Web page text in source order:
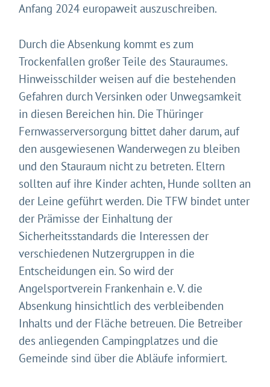
Anfang 2024 europaweit auszuschreiben.
Durch die Absenkung kommt es zum
Trockenfallen großer Teile des Stauraumes.
Hinweisschilder weisen auf die bestehenden
Gefahren durch Versinken oder Unwegsamkeit
in diesen Bereichen hin. Die Thüringer
Fernwasserversorgung bittet daher darum, auf
den ausgewiesenen Wanderwegen zu bleiben
und den Stauraum nicht zu betreten. Eltern
sollten auf ihre Kinder achten, Hunde sollten an
der Leine geführt werden. Die TFW bindet unter
der Prämisse der Einhaltung der
Sicherheitsstandards die Interessen der
verschiedenen Nutzergruppen in die
Entscheidungen ein. So wird der
Angelsportverein Frankenhain e. V. die
Absenkung hinsichtlich des verbleibenden
Inhalts und der Fläche betreuen. Die Betreiber
des anliegenden Campingplatzes und die
Gemeinde sind über die Abläufe informiert.
Gleich geht's los!
Mit Ihrer Zustimmung möchten wir moderne Web-
Technologien auf unserer Website nutzen. Einige sind
essenziell, Youtube und Matomo helfen uns diese
Website und Ihr Erlebnis zu verbessern.
Impressum